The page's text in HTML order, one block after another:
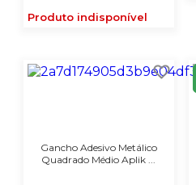
Produto indisponível
Gancho Adesivo Metálico
Quadrado Médio Aplik ...